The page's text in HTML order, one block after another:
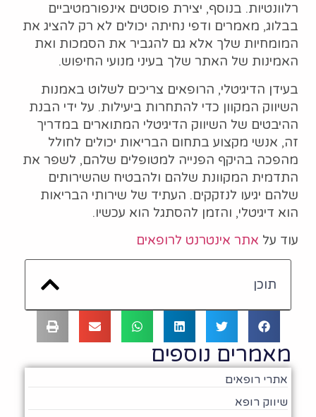
רלוונטיות. בנוסף, יצירת פוסטים אינפורמטיביים
בבלוג, מאמרים ודפי נחיתה יכולים לא רק להציג את
המומחיות שלך אלא גם להגביר את הסמכות ואת
האמינות של האתר שלך בעיני מנועי החיפוש.
בעידן הדיגיטלי, הרופאים צריכים לשלוט באמנות
השיווק המקוון כדי להתחרות ביעילות. על ידי הבנת
ההיבטים של השיווק הדיגיטלי המתוארים במדריך
זה, אנשי מקצוע בתחום הבריאות יכולים לחולל
מהפכה בהיקף הפנייה למטופלים שלהם, לשפר את
התדמית המקוונת שלהם ולהבטיח שהשירותים
שלהם יגיעו לנזקקים. העתיד של שירותי הבריאות
הוא דיגיטלי, והזמן להסתגל הוא עכשיו.
עוד על אתר אינטרנט לרופאים
תוכן
מאמרים נוספים
אתרי רופאים
שיווק רופא